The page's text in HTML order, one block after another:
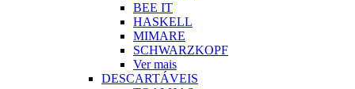
BEE IT
HASKELL
MIMARE
SCHWARZKOPF
Ver mais
DESCARTÁVEIS